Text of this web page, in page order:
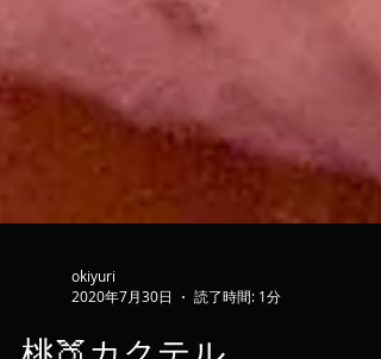
2020年7月30日
読了時間: 1分